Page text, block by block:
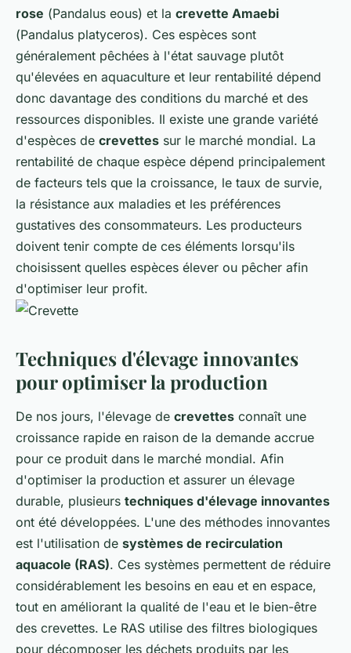
rose (Pandalus eous) et la crevette Amaebi
(Pandalus platyceros). Ces espèces sont
généralement pêchées à l'état sauvage plutôt
qu'élevées en aquaculture et leur rentabilité dépend
donc davantage des conditions du marché et des
ressources disponibles. Il existe une grande variété
d'espèces de crevettes sur le marché mondial. La
rentabilité de chaque espèce dépend principalement
de facteurs tels que la croissance, le taux de survie,
la résistance aux maladies et les préférences
gustatives des consommateurs. Les producteurs
doivent tenir compte de ces éléments lorsqu'ils
choisissent quelles espèces élever ou pêcher afin
d'optimiser leur profit.
Techniques d'élevage innovantes
pour optimiser la production
De nos jours, l'élevage de crevettes connaît une
croissance rapide en raison de la demande accrue
pour ce produit dans le marché mondial. Afin
d'optimiser la production et assurer un élevage
durable, plusieurs techniques d'élevage innovantes
ont été développées. L'une des méthodes innovantes
est l'utilisation de systèmes de recirculation
aquacole (RAS). Ces systèmes permettent de réduire
considérablement les besoins en eau et en espace,
tout en améliorant la qualité de l'eau et le bien-être
des crevettes. Le RAS utilise des filtres biologiques
pour décomposer les déchets produits par les